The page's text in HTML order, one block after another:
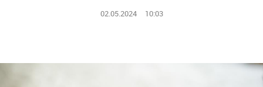
02.05.2024 10:03